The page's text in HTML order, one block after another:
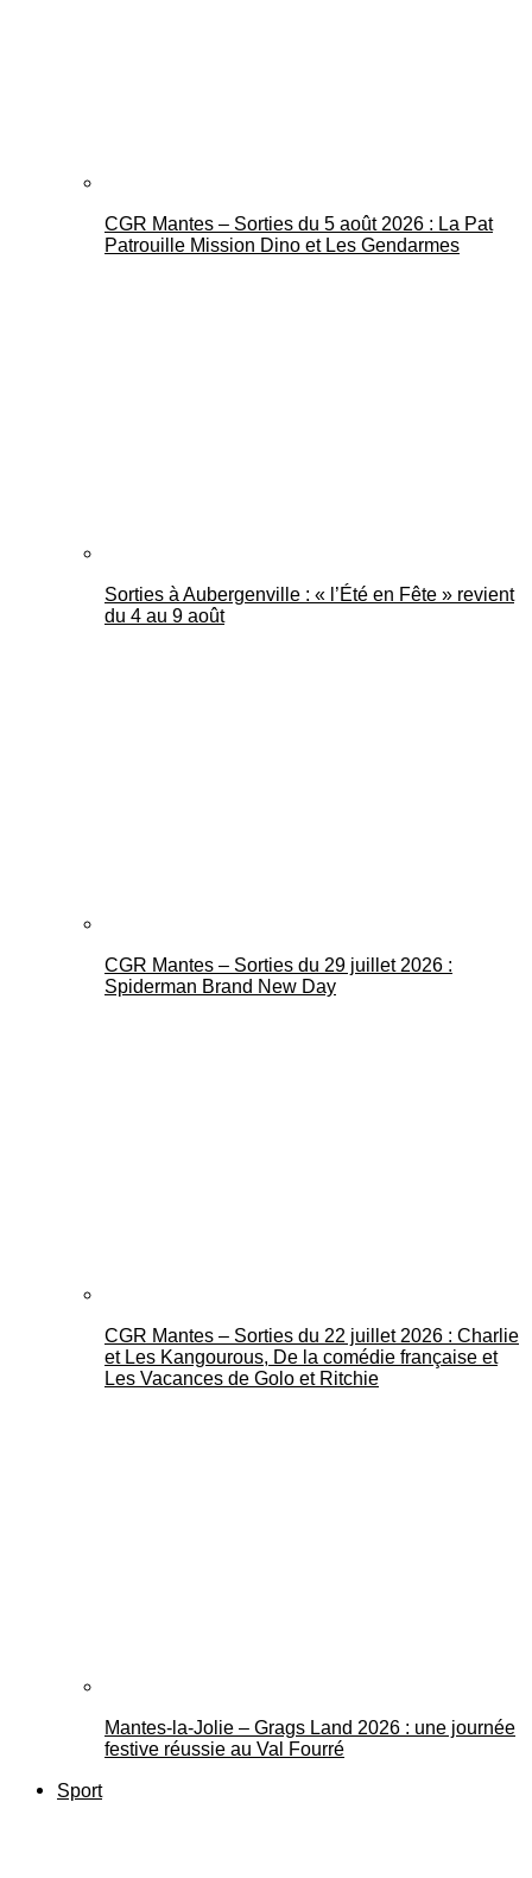
CGR Mantes – Sorties du 5 août 2026 : La Pat
Patrouille Mission Dino et Les Gendarmes
Sorties à Aubergenville : « l’Été en Fête » revient
du 4 au 9 août
CGR Mantes – Sorties du 29 juillet 2026 :
Spiderman Brand New Day
CGR Mantes – Sorties du 22 juillet 2026 : Charlie
et Les Kangourous, De la comédie française et
Les Vacances de Golo et Ritchie
Mantes-la-Jolie – Grags Land 2026 : une journée
festive réussie au Val Fourré
Sport